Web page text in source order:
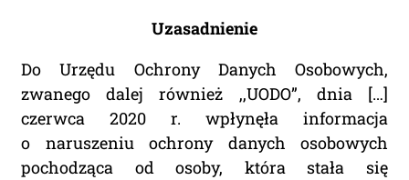
Uzasadnienie
Do Urzędu Ochrony Danych Osobowych,
zwanego dalej również ,,UODO”, dnia […]
czerwca 2020 r. wpłynęła informacja
o naruszeniu ochrony danych osobowych
pochodząca od osoby, która stała się